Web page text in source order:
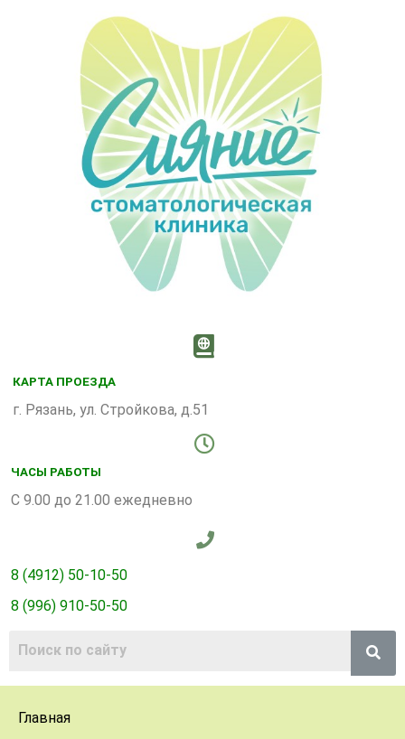
КАРТА ПРОЕЗДА
г. Рязань, ул. Стройкова, д.51
ЧАСЫ РАБОТЫ
С 9.00 до 21.00 ежедневно
8 (4912) 50-10-50
8 (996) 910-50-50
Главная